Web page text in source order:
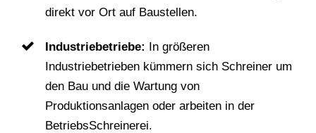
direkt vor Ort auf Baustellen.
Industriebetriebe: In größeren
Industriebetrieben kümmern sich Schreiner um
den Bau und die Wartung von
Produktionsanlagen oder arbeiten in der
BetriebsSchreinerei.